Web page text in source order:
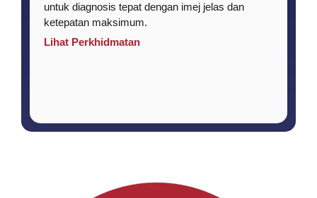
untuk diagnosis tepat dengan imej jelas dan
ketepatan maksimum.
Lihat Perkhidmatan